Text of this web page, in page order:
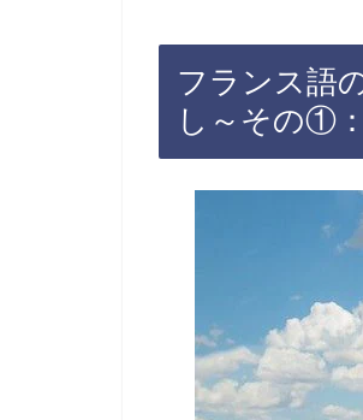
フランス語
し～その①